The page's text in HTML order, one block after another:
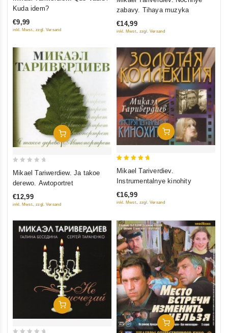
5
Kuda idem?
€9,99
inkl. Mwst., zzgl. Versand
5
zabavy. Tihaya muzyka
€14,99
inkl. Mwst., zzgl. Versand
In Den Warenkorb
5
Mikael Tariwerdiew. Ja takoe
derewo. Awtoportret
€12,99
inkl. Mwst., zzgl. Versand
In Den Warenkorb
Mikael Tariverdiev.
Instrumentalnye kinohity
€16,99
inkl. Mwst., zzgl. Versand
In Den Warenkorb
In Den Warenkorb